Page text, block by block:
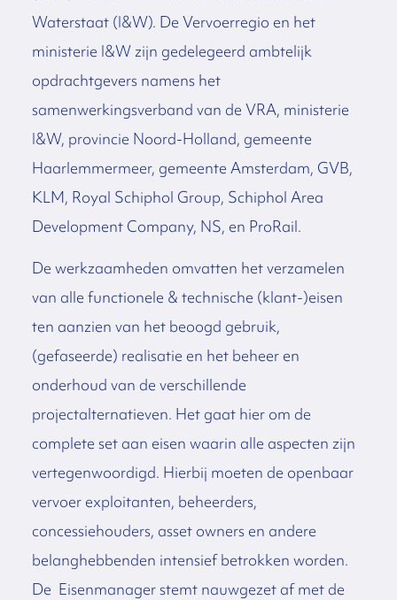
Waterstaat (I&W). De Vervoerregio en het
ministerie I&W zijn gedelegeerd ambtelijk
opdrachtgevers namens het
samenwerkingsverband van de VRA, ministerie
I&W, provincie Noord-Holland, gemeente
Haarlemmermeer, gemeente Amsterdam, GVB,
KLM, Royal Schiphol Group, Schiphol Area
Development Company, NS, en ProRail.
De werkzaamheden omvatten het verzamelen
van alle functionele & technische (klant-)eisen
ten aanzien van het beoogd gebruik,
(gefaseerde) realisatie en het beheer en
onderhoud van de verschillende
projectalternatieven. Het gaat hier om de
complete set aan eisen waarin alle aspecten zijn
vertegenwoordigd. Hierbij moeten de openbaar
vervoer exploitanten, beheerders,
concessiehouders, asset owners en andere
belanghebbenden intensief betrokken worden.
De Eisenmanager stemt nauwgezet af met de